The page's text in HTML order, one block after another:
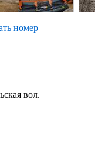
номер
вол.